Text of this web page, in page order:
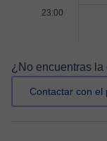
23:00
¿No encuentras
Contactar con el